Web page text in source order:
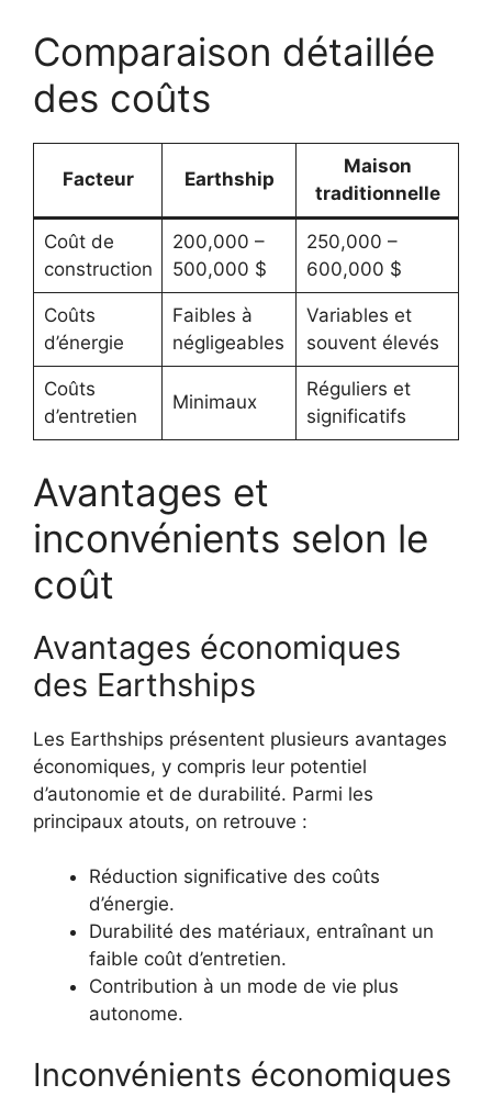
Comparaison détaillée
des coûts
Facteur Earthship
Maison
traditionnelle
Coût de
construction
200,000 –
500,000 $
250,000 –
600,000 $
Coûts
d’énergie
Faibles à
négligeables
Variables et
souvent élevés
Coûts
d’entretien
Minimaux
Réguliers et
significatifs
Avantages et
inconvénients selon le
coût
Avantages économiques
des Earthships
Les Earthships présentent plusieurs avantages
économiques, y compris leur potentiel
d’autonomie et de durabilité. Parmi les
principaux atouts, on retrouve :
Réduction significative des coûts
d’énergie.
Durabilité des matériaux, entraînant un
faible coût d’entretien.
Contribution à un mode de vie plus
autonome.
Inconvénients économiques